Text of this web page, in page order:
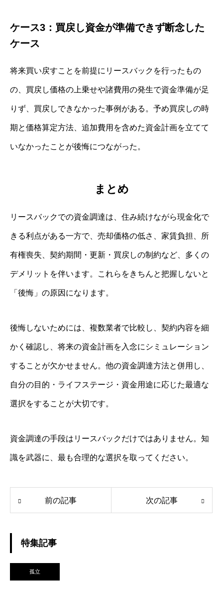
ケース3：買戻し資金が準備できず断念した
ケース
将来買い戻すことを前提にリースバックを行ったもの
の、買戻し価格の上乗せや諸費用の発生で資金準備が足
りず、買戻しできなかった事例がある。予め買戻しの時
期と価格算定方法、追加費用を含めた資金計画を立てて
いなかったことが後悔につながった。
まとめ
リースバックでの資金調達は、住み続けながら現金化で
きる利点がある一方で、売却価格の低さ、家賃負担、所
有権喪失、契約期間・更新・買戻しの制約など、多くの
デメリットを伴います。これらをきちんと把握しないと
「後悔」の原因になります。
後悔しないためには、複数業者で比較し、契約内容を細
かく確認し、将来の資金計画を入念にシミュレーション
することが欠かせません。他の資金調達方法と併用し、
自分の目的・ライフステージ・資金用途に応じた最適な
選択をすることが大切です。
資金調達の手段はリースバックだけではありません。知
識を武器に、最も合理的な選択を取ってください。
前の記事 次の記事
特集記事
孤立